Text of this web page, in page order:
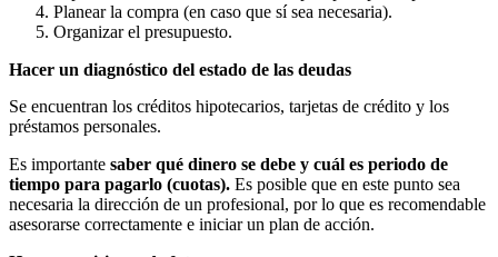
Planear la compra (en caso que sí sea necesaria).
Organizar el presupuesto.
Hacer un diagnóstico del estado de las deudas
Se encuentran los créditos hipotecarios, tarjetas de crédito y los
préstamos personales.
Es importante saber qué dinero se debe y cuál es periodo de
tiempo para pagarlo (cuotas). Es posible que en este punto sea
necesaria la dirección de un profesional, por lo que es recomendable
asesorarse correctamente e iniciar un plan de acción.